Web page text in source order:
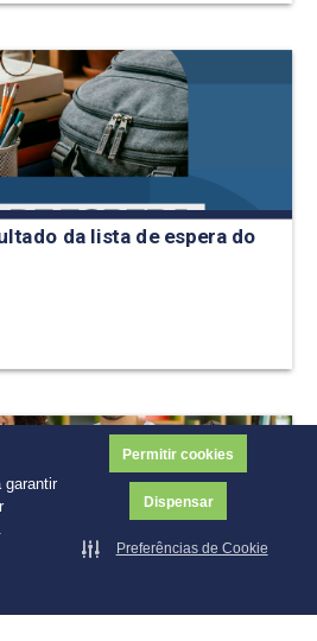
garantir
Permitir cookies
Dispensar
Preferências de Cookie
da lista de espera do